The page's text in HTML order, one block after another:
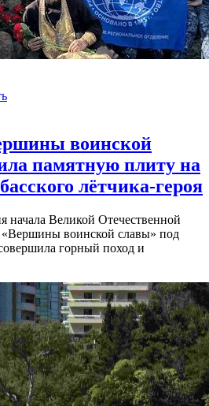
воинской
памятную плиту на
лётчика-героя
начала Великой Отечественной
воинской славы» под
горный поход и